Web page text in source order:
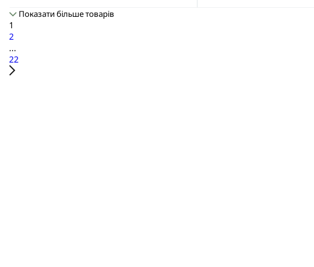
Показати більше товарів
1
2
...
22